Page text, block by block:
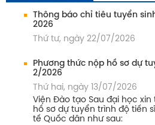
Thông báo chỉ tiêu tuyển
2026
Thứ tư, ngày 22/07/2026
Phương thức nộp hồ sơ dự
2/2026
Thứ hai, ngày 13/07/2026
Viện Đào tạo Sau đại học
hồ sơ dự tuyển trình độ tiến
tế Quốc dân như sau: